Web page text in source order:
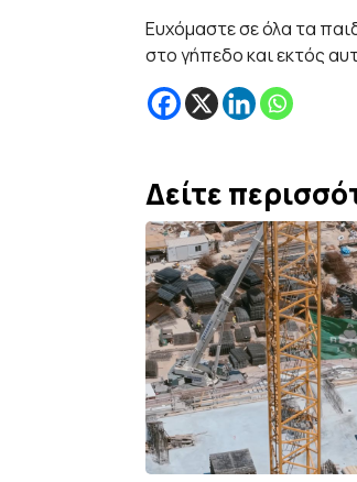
Ευχόμαστε σε όλα τα
στο γήπεδο και εκτός
Δείτε